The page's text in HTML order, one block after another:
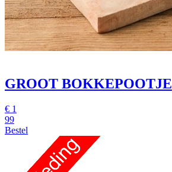
GROOT BOKKEPOOTJE
€ 1
99
Bestel